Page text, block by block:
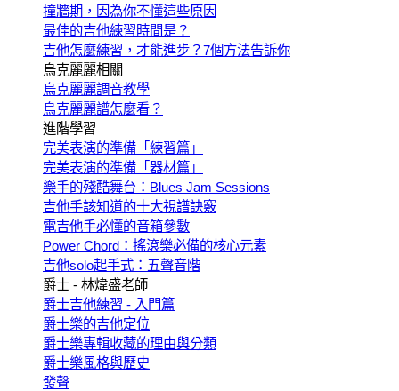
撞牆期，因為你不懂這些原因
最佳的吉他練習時間是？
吉他怎麼練習，才能進步？7個方法告訴你
烏克麗麗相關
烏克麗麗調音教學
烏克麗麗譜怎麼看？
進階學習
完美表演的準備「練習篇」
完美表演的準備「器材篇」
樂手的殘酷舞台：Blues Jam Sessions
吉他手該知道的十大視譜訣竅
電吉他手必懂的音箱參數
Power Chord：搖滾樂必備的核心元素
吉他solo起手式：五聲音階
爵士 - 林煒盛老師
爵士吉他練習 - 入門篇
爵士樂的吉他定位
爵士樂專輯收藏的理由與分類
爵士樂風格與歷史
發聲